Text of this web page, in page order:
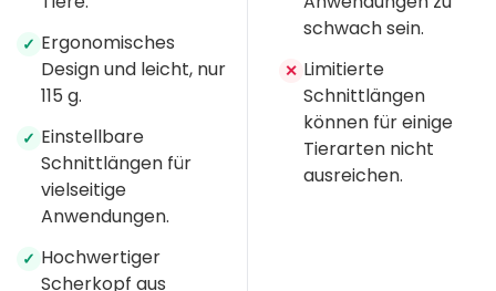
✓ Ergonomisches
Design und leicht, nur
115 g.
✓ Einstellbare
Schnittlängen für
vielseitige
Anwendungen.
✓ Hochwertiger
Scherkopf aus
schwach sein.
✕ Limitierte
Schnittlängen
können für einige
Tierarten nicht
ausreichen.